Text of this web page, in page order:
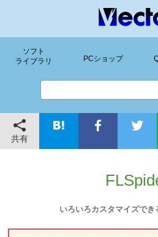
ソフト
ライブラリ
PCショップ
共有
いろいろカスタマイズでき